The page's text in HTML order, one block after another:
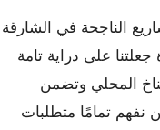
الناجحة في الشارقة
على دراية تامة
المحلي وتضمن
نفهم تمامًا متطلبات